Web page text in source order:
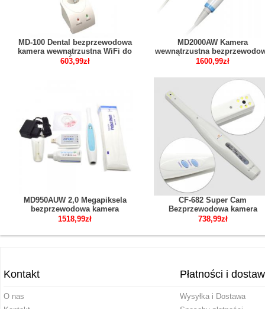
MD-100 Dental bezprzewodowa
kamera wewnątrzustna WiFi do
telefonu komórkowego i iPada
603,99zł
MD2000AW Kamera
wewnątrzustna
WIFI 2,0 megapiksela 1/4
1600,99zł
MD950AUW 2,0 Megapiksela
bezprzewodowa kamera
dentystyczna wewnątrzustna
1518,99zł
CF-682 Super Cam
Bezprzewodowa kamera
wewnątrzustna funkcja WiFi
738,99zł
Kontakt
O nas
Płatności i
Wysyłka i Dostawa